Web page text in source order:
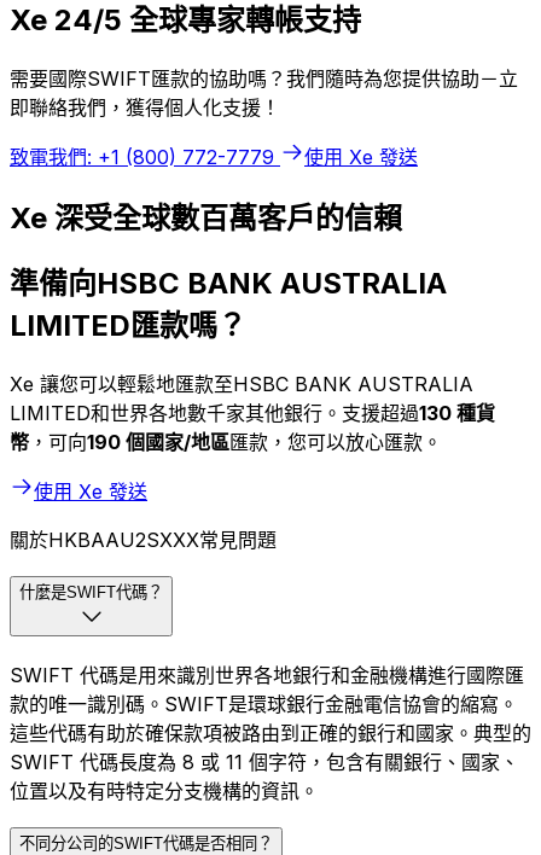
Xe 24/5 全球專家轉帳支持
需要國際SWIFT匯款的協助嗎？我們隨時為您提供協助－立
即聯絡我們，獲得個人化支援！
致電我們: +1 (800) 772-7779 使用 Xe 發送
Xe 深受全球數百萬客戶的信賴
準備向HSBC BANK AUSTRALIA
LIMITED匯款嗎？
Xe 讓您可以輕鬆地匯款至HSBC BANK AUSTRALIA
LIMITED和世界各地數千家其他銀行。支援超過130 種貨
幣 ，可向190 個國家/地區匯款，您可以放心匯款。
使用 Xe 發送
關於HKBAAU2SXXX常見問題
什麼是SWIFT代碼？
SWIFT 代碼是用來識別世界各地銀行和金融機構進行國際匯
款的唯一識別碼。SWIFT是環球銀行金融電信協會的縮寫。
這些代碼有助於確保款項被路由到正確的銀行和國家。典型的
SWIFT 代碼長度為 8 或 11 個字符，包含有關銀行、國家、
位置以及有時特定分支機構的資訊。
不同分公司的SWIFT代碼是否相同？